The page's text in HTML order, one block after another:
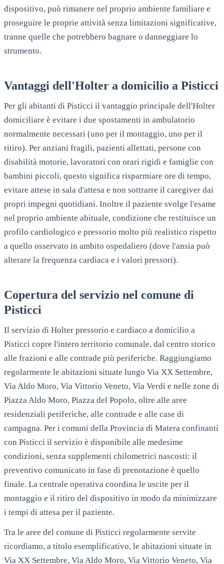
dispositivo, può rimanere nel proprio ambiente familiare e
proseguire le proprie attività senza limitazioni significative,
tranne quelle che potrebbero bagnare o danneggiare lo
strumento.
Vantaggi dell'Holter a domicilio a Pisticci
Per gli abitanti di Pisticci il vantaggio principale dell'Holter
domiciliare è evitare i due spostamenti in ambulatorio
normalmente necessari (uno per il montaggio, uno per il
ritiro). Per anziani fragili, pazienti allettati, persone con
disabilità motorie, lavoratori con orari rigidi e famiglie con
bambini piccoli, questo significa risparmiare ore di tempo,
evitare attese in sala d'attesa e non sottrarre il caregiver dai
propri impegni quotidiani. Inoltre il paziente svolge l'esame
nel proprio ambiente abituale, condizione che restituisce un
profilo cardiologico e pressorio molto più realistico rispetto
a quello osservato in ambito ospedaliero (dove l'ansia può
alterare la frequenza cardiaca e i valori pressori).
Copertura del servizio nel comune di
Pisticci
Il servizio di Holter pressorio e cardiaco a domicilio a
Pisticci copre l'intero territorio comunale, dal centro storico
alle frazioni e alle contrade più periferiche. Raggiungiamo
regolarmente le abitazioni situate lungo Via XX Settembre,
Via Aldo Moro, Via Vittorio Veneto, Via Verdi e nelle zone di
Piazza Aldo Moro, Piazza del Popolo, oltre alle aree
residenziali periferiche, alle contrade e alle case di
campagna. Per i comuni della Provincia di Matera confinanti
con Pisticci il servizio è disponibile alle medesime
condizioni, senza supplementi chilometrici nascosti: il
preventivo comunicato in fase di prenotazione è quello
finale. La centrale operativa coordina le uscite per il
montaggio e il ritiro del dispositivo in modo da minimizzare
i tempi di attesa per il paziente.
Tra le aree del comune di Pisticci regolarmente servite
ricordiamo, a titolo esemplificativo, le abitazioni situate in
Via XX Settembre, Via Aldo Moro, Via Vittorio Veneto, Via